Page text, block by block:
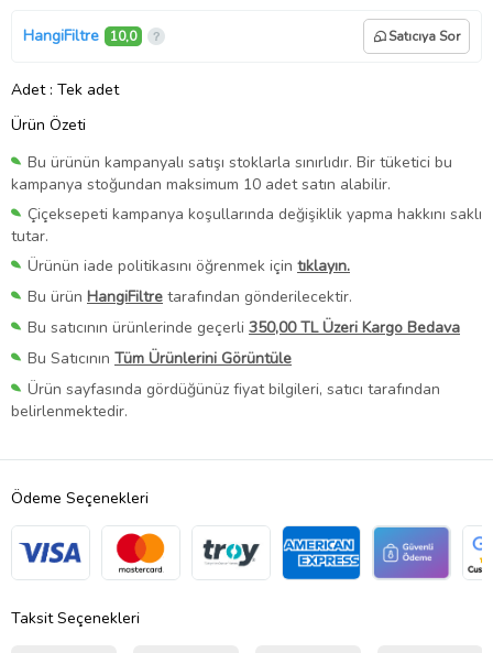
HangiFiltre 10,0 Satıcıya Sor
Adet : Tek adet
Ürün Özeti
Bu ürünün kampanyalı satışı stoklarla sınırlıdır. Bir tüketici bu
kampanya stoğundan maksimum 10 adet satın alabilir.
Çiçeksepeti kampanya koşullarında değişiklik yapma hakkını saklı
tutar.
Ürünün iade politikasını öğrenmek için tıklayın.
Bu ürün HangiFiltre tarafından gönderilecektir.
Bu satıcının ürünlerinde geçerli 350,00 TL Üzeri Kargo Bedava
Bu Satıcının Tüm Ürünlerini Görüntüle
Ürün sayfasında gördüğünüz fiyat bilgileri, satıcı tarafından
belirlenmektedir.
Ödeme Seçenekleri
Taksit Seçenekleri